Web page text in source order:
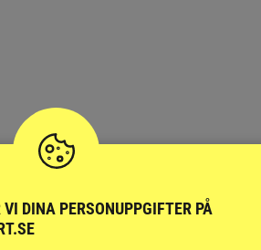
FÄLTTÄVLAN
DINA PERSONUPPGIFTER PÅ